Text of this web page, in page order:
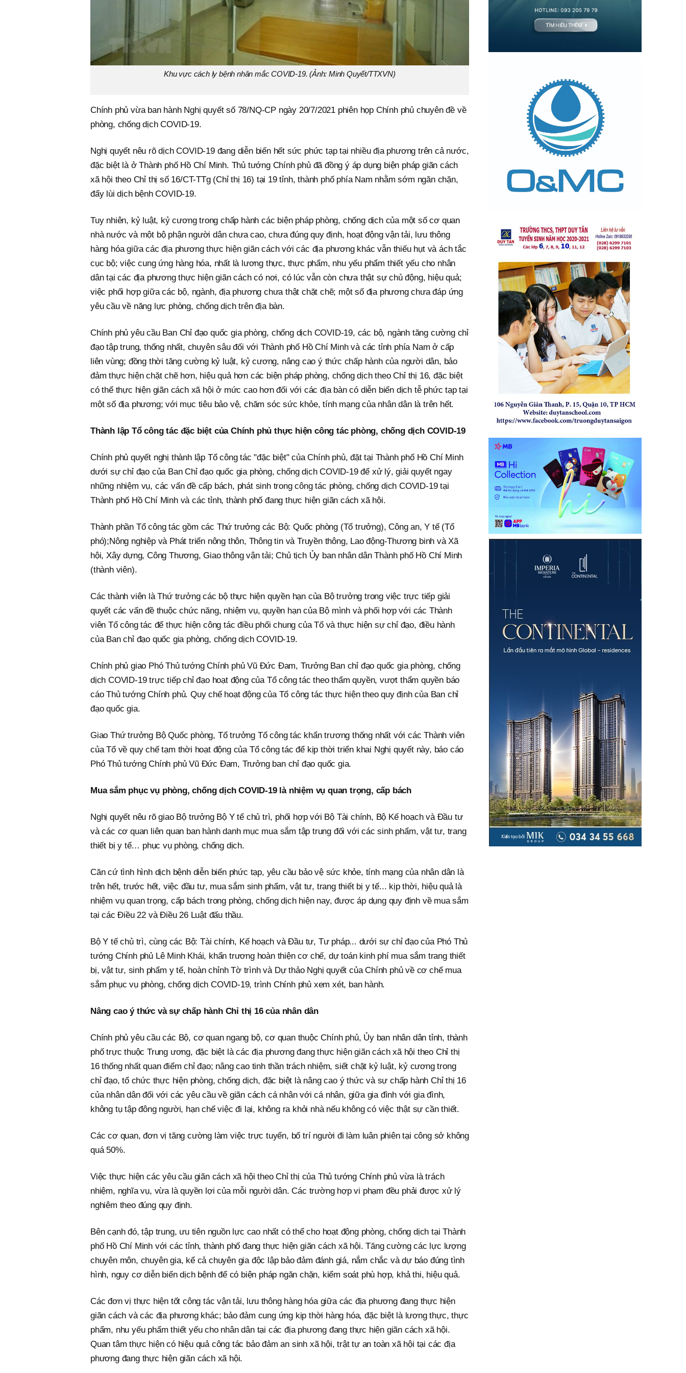
Khu vực cách ly bệnh nhân mắc COVID-19. (Ảnh: Minh Quyết/TTXVN)
Chính phủ vừa ban hành Nghị quyết số 78/NQ-CP ngày 20/7/2021 phiên họp Chính phủ chuyên đề về
phòng, chống dịch COVID-19.
Nghị quyết nêu rõ dịch COVID-19 đang diễn biến hết sức phức tạp tại nhiều địa phương trên cả nước,
đặc biệt là ở Thành phố Hồ Chí Minh. Thủ tướng Chính phủ đã đồng ý áp dụng biện pháp giãn cách
xã hội theo Chỉ thị số 16/CT-TTg (Chỉ thị 16) tại 19 tỉnh, thành phố phía Nam nhằm sớm ngăn chặn,
đẩy lùi dịch bệnh COVID-19.
Tuy nhiên, kỷ luật, kỷ cương trong chấp hành các biện pháp phòng, chống dịch của một số cơ quan
nhà nước và một bộ phận người dân chưa cao, chưa đúng quy định, hoạt động vận tải, lưu thông
hàng hóa giữa các địa phương thực hiện giãn cách với các địa phương khác vẫn thiếu hụt và ách tắc
cục bộ; việc cung ứng hàng hóa, nhất là lương thực, thực phẩm, nhu yếu phẩm thiết yếu cho nhân
dân tại các địa phương thực hiện giãn cách có nơi, có lúc vẫn còn chưa thật sự chủ động, hiệu quả;
việc phối hợp giữa các bộ, ngành, địa phương chưa thật chặt chẽ; một số địa phương chưa đáp ứng
yêu cầu về năng lực phòng, chống dịch trên địa bàn.
Chính phủ yêu cầu Ban Chỉ đạo quốc gia phòng, chống dịch COVID-19, các bộ, ngành tăng cường chỉ
đạo tập trung, thống nhất, chuyên sâu đối với Thành phố Hồ Chí Minh và các tỉnh phía Nam ở cấp
liên vùng; đồng thời tăng cường kỷ luật, kỷ cương, nâng cao ý thức chấp hành của người dân, bảo
đảm thực hiện chặt chẽ hơn, hiệu quả hơn các biện pháp phòng, chống dịch theo Chỉ thị 16, đặc biệt
có thể thực hiện giãn cách xã hội ở mức cao hơn đối với các địa bàn có diễn biến dịch tễ phức tạp tại
một số địa phương; với mục tiêu bảo vệ, chăm sóc sức khỏe, tính mạng của nhân dân là trên hết.
Thành lập Tổ công tác đặc biệt của Chính phủ thực hiện công tác phòng, chống dịch COVID-19
Chính phủ quyết nghị thành lập Tổ công tác "đặc biệt" của Chính phủ, đặt tại Thành phố Hồ Chí Minh
dưới sự chỉ đạo của Ban Chỉ đạo quốc gia phòng, chống dịch COVID-19 để xử lý, giải quyết ngay
những nhiệm vụ, các vấn đề cấp bách, phát sinh trong công tác phòng, chống dịch COVID-19 tại
Thành phố Hồ Chí Minh và các tỉnh, thành phố đang thực hiện giãn cách xã hội.
Thành phần Tổ công tác gồm các Thứ trưởng các Bộ: Quốc phòng (Tổ trưởng), Công an, Y tế (Tổ
phó);Nông nghiệp và Phát triển nông thôn, Thông tin và Truyền thông, Lao động-Thương binh và Xã
hội, Xây dựng, Công Thương, Giao thông vận tải; Chủ tịch Ủy ban nhân dân Thành phố Hồ Chí Minh
(thành viên).
Các thành viên là Thứ trưởng các bộ thực hiện quyền hạn của Bộ trưởng trong việc trực tiếp giải
quyết các vấn đề thuộc chức năng, nhiệm vụ, quyền hạn của Bộ mình và phối hợp với các Thành
viên Tổ công tác để thực hiện công tác điều phối chung của Tổ và thực hiện sự chỉ đạo, điều hành
của Ban chỉ đạo quốc gia phòng, chống dịch COVID-19.
Chính phủ giao Phó Thủ tướng Chính phủ Vũ Đức Đam, Trưởng Ban chỉ đạo quốc gia phòng, chống
dịch COVID-19 trực tiếp chỉ đạo hoạt động của Tổ công tác theo thẩm quyền, vượt thẩm quyền báo
cáo Thủ tướng Chính phủ. Quy chế hoạt động của Tổ công tác thực hiện theo quy định của Ban chỉ
đạo quốc gia.
Giao Thứ trưởng Bộ Quốc phòng, Tổ trưởng Tổ công tác khẩn trương thống nhất với các Thành viên
của Tổ về quy chế tạm thời hoạt động của Tổ công tác để kịp thời triển khai Nghị quyết này, báo cáo
Phó Thủ tướng Chính phủ Vũ Đức Đam, Trưởng ban chỉ đạo quốc gia.
Mua sắm phục vụ phòng, chống dịch COVID-19 là nhiệm vụ quan trọng, cấp bách
Nghị quyết nêu rõ giao Bộ trưởng Bộ Y tế chủ trì, phối hợp với Bộ Tài chính, Bộ Kế hoạch và Đầu tư
và các cơ quan liên quan ban hành danh mục mua sắm tập trung đối với các sinh phẩm, vật tư, trang
thiết bị y tế… phục vụ phòng, chống dịch.
Căn cứ tình hình dịch bệnh diễn biến phức tạp, yêu cầu bảo vệ sức khỏe, tính mạng của nhân dân là
trên hết, trước hết, việc đầu tư, mua sắm sinh phẩm, vật tư, trang thiết bị y tế... kịp thời, hiệu quả là
nhiệm vụ quan trọng, cấp bách trong phòng, chống dịch hiện nay, được áp dụng quy định về mua sắm
tại các Điều 22 và Điều 26 Luật đấu thầu.
Bộ Y tế chủ trì, cùng các Bộ: Tài chính, Kế hoạch và Đầu tư, Tư pháp... dưới sự chỉ đạo của Phó Thủ
tướng Chính phủ Lê Minh Khái, khẩn trương hoàn thiện cơ chế, dự toán kinh phí mua sắm trang thiết
bị, vật tư, sinh phẩm y tế, hoàn chỉnh Tờ trình và Dự thảo Nghị quyết của Chính phủ về cơ chế mua
sắm phục vụ phòng, chống dịch COVID-19, trình Chính phủ xem xét, ban hành.
Nâng cao ý thức và sự chấp hành Chỉ thị 16 của nhân dân
Chính phủ yêu cầu các Bộ, cơ quan ngang bộ, cơ quan thuộc Chính phủ, Ủy ban nhân dân tỉnh, thành
phố trực thuộc Trung ương, đặc biệt là các địa phương đang thực hiện giãn cách xã hội theo Chỉ thị
16 thống nhất quan điểm chỉ đạo; nâng cao tinh thần trách nhiệm, siết chặt kỷ luật, kỷ cương trong
chỉ đạo, tổ chức thực hiện phòng, chống dịch, đặc biệt là nâng cao ý thức và sự chấp hành Chỉ thị 16
của nhân dân đối với các yêu cầu về giãn cách cá nhân với cá nhân, giữa gia đình với gia đình,
không tụ tập đông người, hạn chế việc đi lại, không ra khỏi nhà nếu không có việc thật sự cần thiết.
Các cơ quan, đơn vị tăng cường làm việc trực tuyến, bố trí người đi làm luân phiên tại công sở không
quá 50%.
Việc thực hiện các yêu cầu giãn cách xã hội theo Chỉ thị của Thủ tướng Chính phủ vừa là trách
nhiệm, nghĩa vụ, vừa là quyền lợi của mỗi người dân. Các trường hợp vi phạm đều phải được xử lý
nghiêm theo đúng quy định.
Bên cạnh đó, tập trung, ưu tiên nguồn lực cao nhất có thể cho hoạt động phòng, chống dịch tại Thành
phố Hồ Chí Minh với các tỉnh, thành phố đang thực hiện giãn cách xã hội. Tăng cường các lực lượng
chuyên môn, chuyên gia, kể cả chuyên gia độc lập bảo đảm đánh giá, nắm chắc và dự báo đúng tình
hình, nguy cơ diễn biến dịch bệnh để có biện pháp ngăn chặn, kiểm soát phù hợp, khả thi, hiệu quả.
Các đơn vị thực hiện tốt công tác vận tải, lưu thông hàng hóa giữa các địa phương đang thực hiện
giãn cách và các địa phương khác; bảo đảm cung ứng kịp thời hàng hóa, đặc biệt là lương thực, thực
phẩm, nhu yếu phẩm thiết yếu cho nhân dân tại các địa phương đang thực hiện giãn cách xã hội.
Quan tâm thực hiện có hiệu quả công tác bảo đảm an sinh xã hội, trật tự an toàn xã hội tại các địa
phương đang thực hiện giãn cách xã hội.